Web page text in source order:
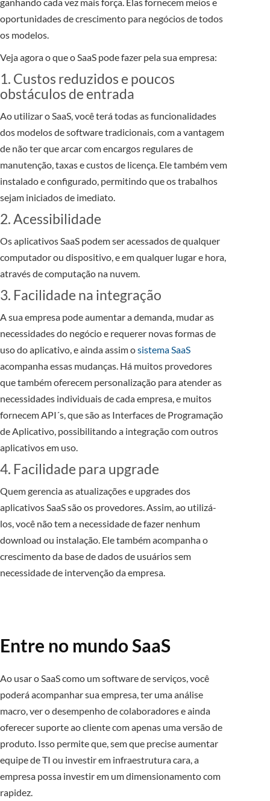
oportunidades de crescimento para negócios de todos
os modelos.
Veja agora o que o SaaS pode fazer pela sua empresa:
1. Custos reduzidos e poucos
obstáculos de entrada
Ao utilizar o SaaS, você terá todas as funcionalidades
dos modelos de software tradicionais, com a vantagem
de não ter que arcar com encargos regulares de
manutenção, taxas e custos de licença. Ele também vem
instalado e configurado, permitindo que os trabalhos
sejam iniciados de imediato.
2. Acessibilidade
Os aplicativos SaaS podem ser acessados de qualquer
computador ou dispositivo, e em qualquer lugar e hora,
através de computação na nuvem.
3. Facilidade na integração
A sua empresa pode aumentar a demanda, mudar as
necessidades do negócio e requerer novas formas de
uso do aplicativo, e ainda assim osistema SaaS
acompanha essas mudanças. Há muitos provedores
que também oferecem personalização para atender as
necessidades individuais de cada empresa, e muitos
fornecem API´s, que são as Interfaces de Programação
de Aplicativo, possibilitando a integração com outros
aplicativos em uso.
4. Facilidade para upgrade
Quem gerencia as atualizações e upgrades dos
aplicativos SaaS são os provedores. Assim, ao utilizá-
los, você não tem a necessidade de fazer nenhum
download ou instalação. Ele também acompanha o
crescimento da base de dados de usuários sem
necessidade de intervenção da empresa.
Entre no mundo SaaS
Ao usar o SaaS como um software de serviços, você
poderá acompanhar sua empresa, ter uma análise
macro, ver o desempenho de colaboradores e ainda
oferecer suporte ao cliente com apenas uma versão de
produto. Isso permite que, sem que precise aumentar
equipe de TI ou investir em infraestrutura cara, a
empresa possa investir em um dimensionamento com
rapidez.